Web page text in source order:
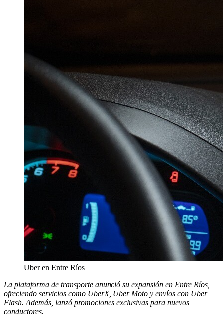
Uber en Entre Ríos
La plataforma de transporte anunció su expansión en Entre Ríos,
ofreciendo servicios como UberX, Uber Moto y envíos con Uber
Flash. Además, lanzó promociones exclusivas para nuevos
conductores.